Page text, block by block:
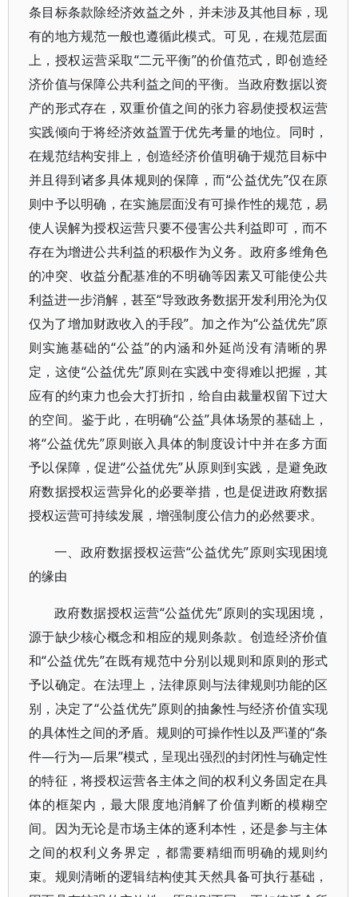
条目标条款除经济效益之外，并未涉及其他目标，现
有的地方规范一般也遵循此模式。可见，在规范层面
上，授权运营采取“二元平衡”的价值范式，即创造经
济价值与保障公共利益之间的平衡。当政府数据以资
产的形式存在，双重价值之间的张力容易使授权运营
实践倾向于将经济效益置于优先考量的地位。同时，
在规范结构安排上，创造经济价值明确于规范目标中
并且得到诸多具体规则的保障，而“公益优先”仅在原
则中予以明确，在实施层面没有可操作性的规范，易
使人误解为授权运营只要不侵害公共利益即可，而不
存在为增进公共利益的积极作为义务。政府多维角色
的冲突、收益分配基准的不明确等因素又可能使公共
利益进一步消解，甚至“导致政务数据开发利用沦为仅
仅为了增加财政收入的手段”。加之作为“公益优先”原
则实施基础的“公益”的内涵和外延尚没有清晰的界
定，这使“公益优先”原则在实践中变得难以把握，其
应有的约束力也会大打折扣，给自由裁量权留下过大
的空间。鉴于此，在明确“公益”具体场景的基础上，
将“公益优先”原则嵌入具体的制度设计中并在多方面
予以保障，促进“公益优先”从原则到实践，是避免政
府数据授权运营异化的必要举措，也是促进政府数据
授权运营可持续发展，增强制度公信力的必然要求。
一、政府数据授权运营“公益优先”原则实现困境
的缘由
政府数据授权运营“公益优先”原则的实现困境，
源于缺少核心概念和相应的规则条款。创造经济价值
和“公益优先”在既有规范中分别以规则和原则的形式
予以确定。在法理上，法律原则与法律规则功能的区
别，决定了“公益优先”原则的抽象性与经济价值实现
的具体性之间的矛盾。规则的可操作性以及严谨的“条
件—行为—后果”模式，呈现出强烈的封闭性与确定性
的特征，将授权运营各主体之间的权利义务固定在具
体的框架内，最大限度地消解了价值判断的模糊空
间。因为无论是市场主体的逐利本性，还是参与主体
之间的权利义务界定，都需要精细而明确的规则约
束。规则清晰的逻辑结构使其天然具备可执行基础，